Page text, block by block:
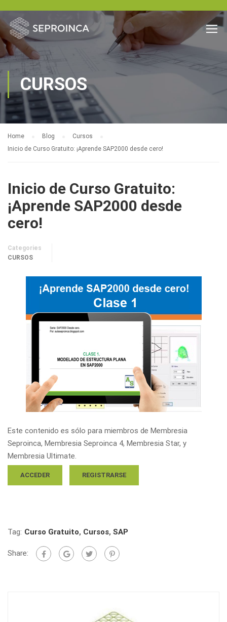
CURSOS
Home Blog
Cursos
Inicio de Curso Gratuito: ¡Aprende SAP2000 desde cero!
Inicio de Curso Gratuito:
¡Aprende SAP2000 desde
cero!
Categories
CURSOS
Este contenido es sólo para miembros de Membresia
Seproinca, Membresia Seproinca 4, Membresia Star, y
Membresia Ultimate.
ACCEDER REGISTRARSE
Tag: Curso Gratuito, Cursos, SAP
Share: